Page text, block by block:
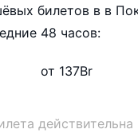
билетов в в
48 часов:
от 137Br